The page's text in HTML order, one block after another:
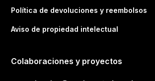
Política de devoluciones y reembolsos
Aviso de propiedad intelectual
Colaboraciones y proyectos